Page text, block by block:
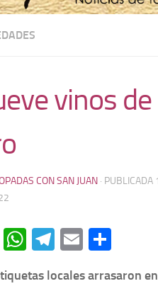
vinos
CON SAN JUAN · PUBLICADA
Facebook
WhatsApp
Telegram
Email
locales arrasaron